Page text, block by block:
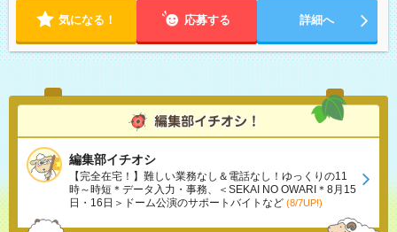
気になる！ 応募する 詳細へ
編集部イチオシ
【完全在宅！】難しい業務なし＆電話なし！ゆっくりの11
時～時短＊データ入力・事務、＜SEKAI NO OWARI＊8月15
日・16日＞ドーム公演のサポートバイトなど (8/7UP!)